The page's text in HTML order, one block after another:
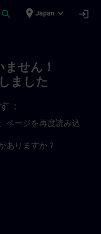
search place Japan expand_more login
せん！
ました
：
ページを再度読み込
ありますか？